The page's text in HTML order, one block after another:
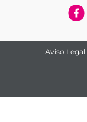
Aviso Legal